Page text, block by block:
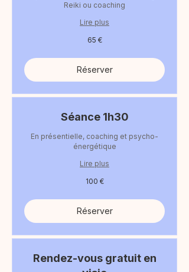
Reiki ou coaching
Lire plus
65 €
Réserver
Séance 1h30
En présentielle, coaching et psycho-
énergétique
Lire plus
100 €
Réserver
Rendez-vous gratuit en